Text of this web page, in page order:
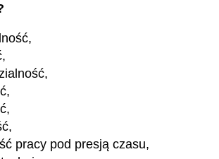
pracy pod presją czasu,